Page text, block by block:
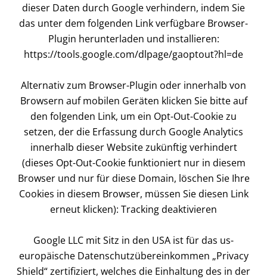
dieser Daten durch Google verhindern, indem Sie
das unter dem folgenden Link verfügbare Browser-
Plugin herunterladen und installieren:
https://tools.google.com/dlpage/gaoptout?hl=de
Alternativ zum Browser-Plugin oder innerhalb von
Browsern auf mobilen Geräten klicken Sie bitte auf
den folgenden Link, um ein Opt-Out-Cookie zu
setzen, der die Erfassung durch Google Analytics
innerhalb dieser Website zukünftig verhindert
(dieses Opt-Out-Cookie funktioniert nur in diesem
Browser und nur für diese Domain, löschen Sie Ihre
Cookies in diesem Browser, müssen Sie diesen Link
erneut klicken): Tracking deaktivieren
Google LLC mit Sitz in den USA ist für das us-
europäische Datenschutzübereinkommen „Privacy
Shield“ zertifiziert, welches die Einhaltung des in der